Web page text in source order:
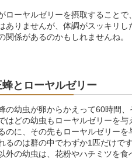
ローヤルゼリーを摂取すること
ありませんが、体調がスッキリ
関係があるのかもしれませんね。
蜂とローヤルゼリー
の幼虫が卵からかえって60時間、
はどの幼虫もローヤルゼリーを与
のに、その先もローヤルゼリーを
るのは群の中でわずか1匹だけです
外の幼虫は、花粉やハチミツを食